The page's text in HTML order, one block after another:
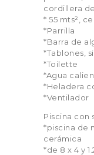
cordillera
* 55 mts²,
*Parrilla
*Barra de
*Tablones,
*Toilette
*Agua
*Heladera
*Ventilador
Piscina con
*piscina de
cerámica
*de 8 x 4 y